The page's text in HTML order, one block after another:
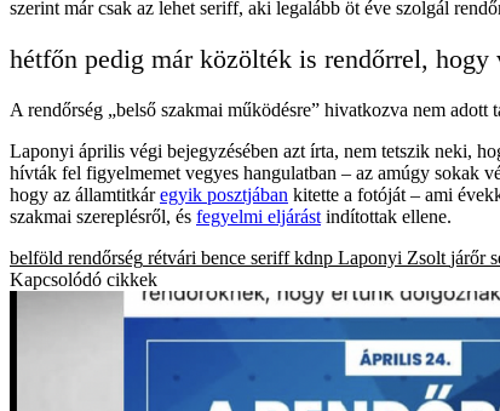
szerint már csak az lehet seriff, aki legalább öt éve szolgál
hétfőn pedig már közölték is rendőrrel,
A rendőrség „belső szakmai működésre” hivatkozva nem adott
Laponyi április végi bejegyzésében azt írta, nem tetszik neki,
hívták fel figyelmemet vegyes hangulatban – az amúgy sokak
hogy az államtitkáregyik posztjában kitette a fotóját – ami
szakmai szereplésről, és fegyelmi eljárást indítottak ellene.
belföld rendőrség rétvári bence seriff kdnp Laponyi Zsolt járőr
Kapcsolódó cikkek